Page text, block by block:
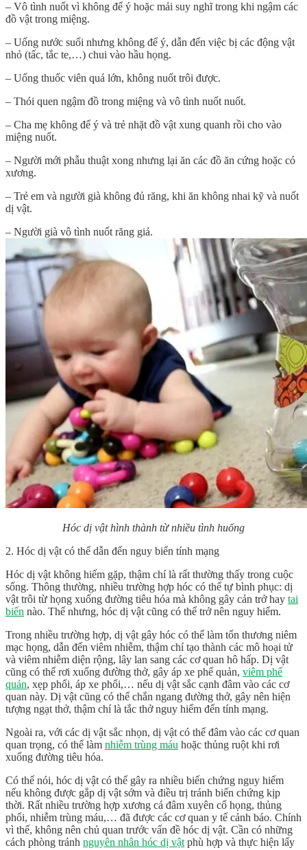
– Vô tình nuốt vì không để ý hoặc mải suy nghĩ trong khi ngậm các
đồ vật trong miệng.
– Uống nước suối nhưng không để ý, dẫn đến việc bị các động vật
nhỏ (tấc, tắc te,…) chui vào hầu họng.
– Uống thuốc viên quá lớn, không nuốt trôi được.
– Thói quen ngậm đồ trong miệng và vô tình nuốt nuốt.
– Cha mẹ không để ý và trẻ nhặt đồ vật xung quanh rồi cho vào
miệng nuốt.
– Người mới phẫu thuật xong nhưng lại ăn các đồ ăn cứng hoặc có
xương.
– Trẻ em và người già không đủ răng, khi ăn không nhai kỹ và nuốt
dị vật.
– Người già vô tình nuốt răng giả.
Hóc dị vật hình thành từ nhiều tình huống
2. Hóc dị vật có thể dẫn đến nguy biến tính mạng
Hóc dị vật không hiếm gặp, thậm chí là rất thường thấy trong cuộc
sống. Thông thường, nhiều trường hợp hóc có thể tự bình phục: dị
vật trôi từ họng xuống đường tiêu hóa mà không gây cản trở hay tai
biến nào. Thế nhưng, hóc dị vật cũng có thể trở nên nguy hiểm.
Trong nhiều trường hợp, dị vật gây hóc có thể làm tổn thương niêm
mạc họng, dẫn đến viêm nhiễm, thậm chí tạo thành các mô hoại tử
và viêm nhiễm diện rộng, lây lan sang các cơ quan hô hấp. Dị vật
cũng có thể rơi xuống đường thở, gây áp xe phế quản, viêm phế
quản, xẹp phổi, áp xe phổi,… nếu dị vật sắc cạnh đâm vào các cơ
quan này. Dị vật cũng có thể chắn ngang đường thở, gây nên hiện
tượng ngạt thở, thậm chí là tắc thở nguy hiểm đến tính mạng.
Ngoài ra, với các dị vật sắc nhọn, dị vật có thể đâm vào các cơ quan
quan trọng, có thể làm nhiễm trùng máu hoặc thủng ruột khi rơi
xuống đường tiêu hóa.
Có thể nói, hóc dị vật có thể gây ra nhiều biến chứng nguy hiểm
nếu không được gắp dị vật sớm và điều trị tránh biến chứng kịp
thời. Rất nhiều trường hợp xương cá đâm xuyên cổ họng, thủng
phổi, nhiễm trùng máu,… đã được các cơ quan y tế cảnh báo. Chính
vì thế, không nên chủ quan trước vấn đề hóc dị vật. Cần có những
cách phòng tránh nguyên nhân hóc dị vật phù hợp và thực hiện lấy